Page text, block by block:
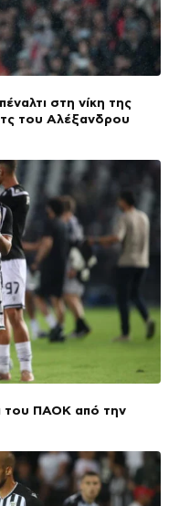
στη νίκη της
του Αλέξανδρου
του ΠΑΟΚ από την